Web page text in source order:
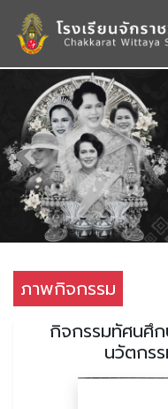
Previous
ภาพกิจกรรม
กิจกรรมทัศนศึ
นวัตกร